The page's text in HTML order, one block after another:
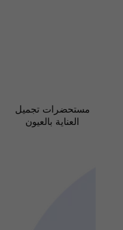
مستحضرات تجميل
العناية بالعيون